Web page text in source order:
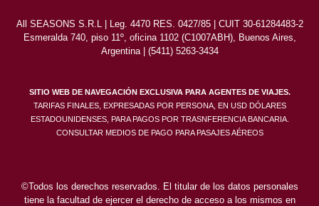
All SEASONS S.R.L | Leg. 4470 RES. 0427/85 | CUIT 30-61284483-2
Esmeralda 740, piso 11º, oficina 1102 (C1007ABH), Buenos Aires,
Argentina | (5411) 5263-3434
SITIO WEB DE NAVEGACIÓN EXCLUSIVA PARA AGENTES DE VIAJES.
TARIFAS FINALES, EXPRESADAS POR PERSONA, EN USD DÓLARES
ESTADOUNIDENSES, PARA PAGOS POR TRASNFERENCIA BANCARIA.
CONSULTAR MEDIOS DE PAGO PARA PASAJES AÉREOS
©Todos los derechos reservados. El titular de los datos personales
tiene la facultad de ejercer el derecho de acceso a los mismos en